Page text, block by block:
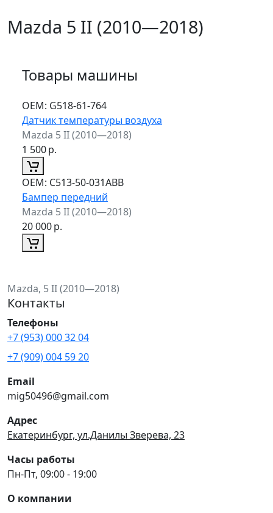
Mazda 5 II (2010—2018)
Товары машины
ОЕМ: G518-61-764
Датчик температуры воздуха
Mazda 5 II (2010—2018)
1 500р.
ОЕМ: C513-50-031ABB
Бампер передний
Mazda 5 II (2010—2018)
20 000р.
Mazda, 5 II (2010—2018)
Контакты
Телефоны
+7 (953) 000 32 04
+7 (909) 004 59 20
Email
mig50496@gmail.com
Адрес
Екатеринбург, ул.Данилы Зверева, 23
Часы работы
Пн-Пт, 09:00 - 19:00
О компании